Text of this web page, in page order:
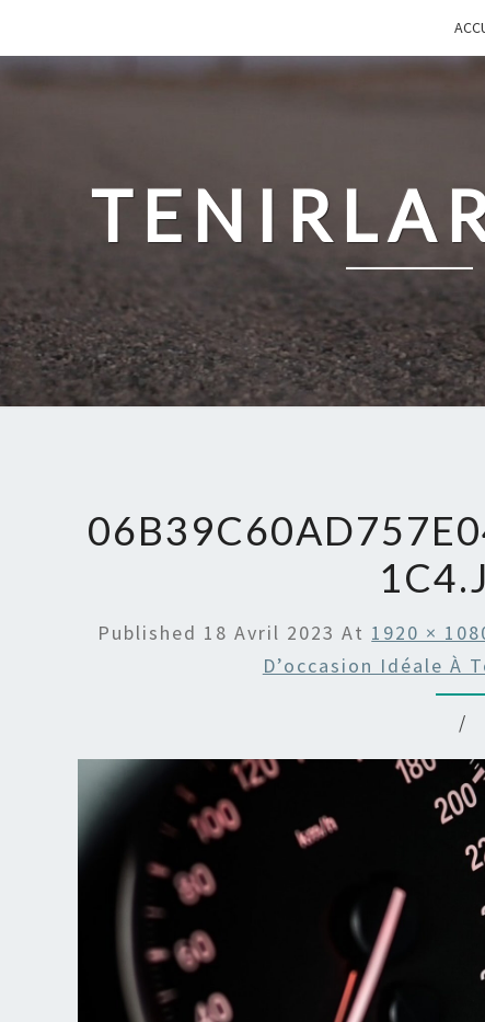
Published 18 Avril 2023 At 1920 ×
D’occasion Idéale À
/